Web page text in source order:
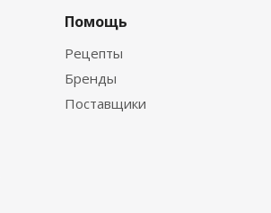
Помощь
Рецепты
Бренды
Поставщики